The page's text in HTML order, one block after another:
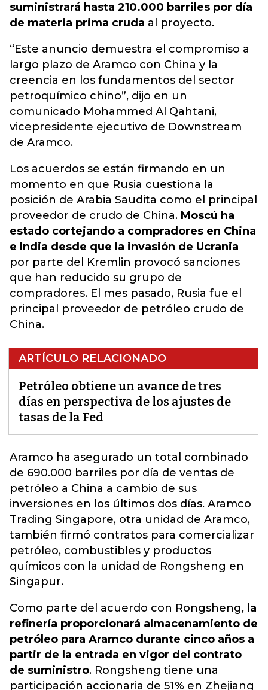
suministrará hasta 210.000 barriles por día
de materia prima cruda al proyecto.
“Este anuncio demuestra el compromiso a
largo plazo de Aramco con China y la
creencia en los fundamentos del sector
petroquímico chino”, dijo en un
comunicado Mohammed Al Qahtani,
vicepresidente ejecutivo de Downstream
de Aramco.
Los acuerdos se están firmando en un
momento en que Rusia cuestiona la
posición de Arabia Saudita como el principal
proveedor de crudo de China. Moscú ha
estado cortejando a compradores en China
e India desde que la invasión de Ucrania
por parte del Kremlin provocó sanciones
que han reducido su grupo de
compradores. El mes pasado, Rusia fue el
principal proveedor de petróleo crudo de
China.
ARTÍCULO RELACIONADO
Petróleo obtiene un avance de tres
días en perspectiva de los ajustes de
tasas de la Fed
Aramco ha asegurado un total combinado
de 690.000 barriles por día de ventas de
petróleo a China a cambio de sus
inversiones en los últimos dos días. Aramco
Trading Singapore, otra unidad de Aramco,
también firmó contratos para comercializar
petróleo, combustibles y productos
químicos con la unidad de Rongsheng en
Singapur.
Como parte del acuerdo con Rongsheng, la
refinería proporcionará almacenamiento de
petróleo para Aramco durante cinco años a
partir de la entrada en vigor del contrato
de suministro. Rongsheng tiene una
participación accionaria de 51% en Zhejiang